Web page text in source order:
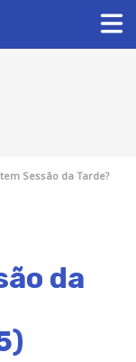
Sessão da Tarde?
da